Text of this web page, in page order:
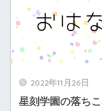
2022年11月26日
星刻学園の落ち